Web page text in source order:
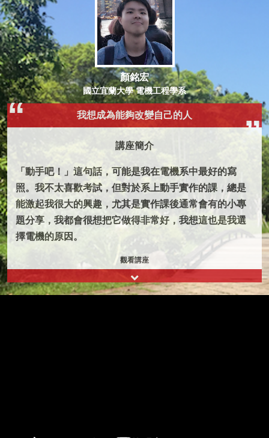
顏銘宏
國立宜蘭大學 電機工程學系
我想成為能夠改變自己的人
講座簡介
「動手吧！」這句話，可能是我在電機系中最好的寫
照。我不太喜歡考試，但對於系上動手實作的課，總是
能激起我很大的興趣，尤其是實作課後通常會有的小專
題分享，我都會很想把它做得非常好，我想這也是我選
擇電機的原因。
觀看講座